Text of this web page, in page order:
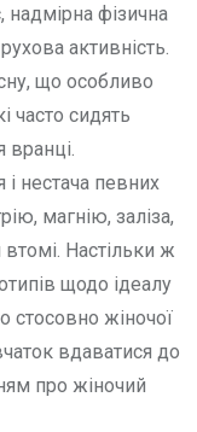
фізична
активність.
що особливо
часто сидять
вранці.
нестача певних
магнію, заліза,
Настільки ж
щодо ідеалу
стосовно жіночої
вдаватися до
про жіночий